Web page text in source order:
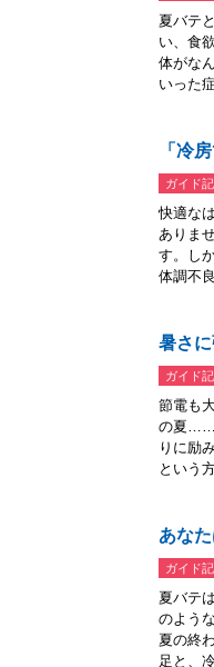
夏バテ
い、食
体がな
いった
「冷
ガイド
快適な
ありま
す。し
体調不
暑さ
ガイド
節電も
の夏……
りに励
という
あな
ガイド
夏バテ
のよう
夏の終
足と、